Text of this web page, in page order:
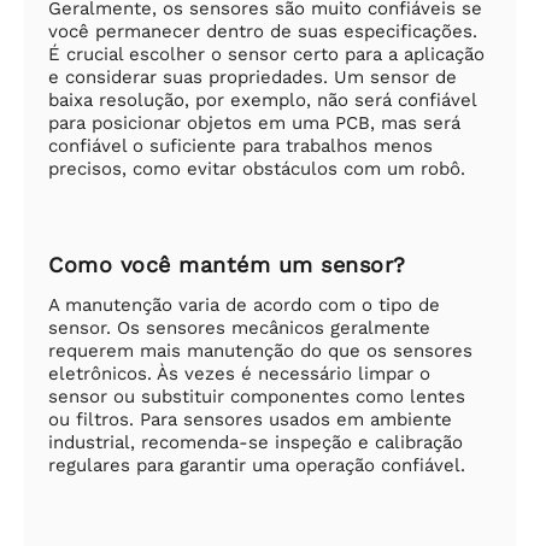
Geralmente, os sensores são muito confiáveis se
você permanecer dentro de suas especificações.
É crucial escolher o sensor certo para a aplicação
e considerar suas propriedades. Um sensor de
baixa resolução, por exemplo, não será confiável
para posicionar objetos em uma PCB, mas será
confiável o suficiente para trabalhos menos
precisos, como evitar obstáculos com um robô.
Como você mantém um sensor?
A manutenção varia de acordo com o tipo de
sensor. Os sensores mecânicos geralmente
requerem mais manutenção do que os sensores
eletrônicos. Às vezes é necessário limpar o
sensor ou substituir componentes como lentes
ou filtros. Para sensores usados em ambiente
industrial, recomenda-se inspeção e calibração
regulares para garantir uma operação confiável.